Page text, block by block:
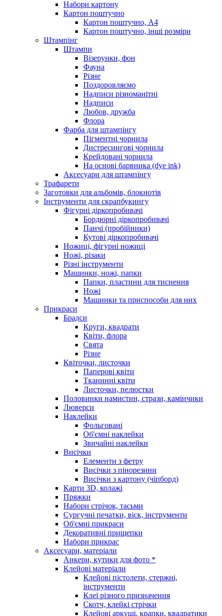
Набори картону
Картон поштучно
Картон поштучно, А4
Картон поштучно, інші розміри
Штампінг
Штампи
Візерунки, фон
Фауна
Різне
Поздоровляємо
Надписи різноманітні
Надписи
Любов, дружба
Флора
Фарба для штампінгу
Пігментні чорнила
Дистресингові чорнила
Крейдовані чорнила
На основі барвника (dye ink)
Аксесуари для штампінгу
Трафарети
Заготовки для альбомів, блокнотів
Інструменти для скрапбукингу
Фігурні діркопробивачі
Бордюрні діркопробивачі
Панчі (пробійники)
Кутові діркопробивачі
Ножиці, фігурні ножиці
Ножі, різаки
Різні інструменти
Машинки, ножі, папки
Папки, пластини для тиснення
Ножі
Машинки та приспособи для них
Прикраси
Брадси
Круги, квадрати
Квіти, флора
Свята
Різне
Квіточки, листочки
Паперові квіти
Тканинні квіти
Листочки, пелюстки
Половинки намистин, стрази, камінчики
Люверси
Наклейки
Фольговані
Об'ємні наклейки
Звичайні наклейки
Висічки
Елементи з фетру
Висічки з пінорезини
Висічки з картону (чіпборд)
Карти 3D, колажі
Пряжки
Набори стрічок, тасьми
Сургучні печатки, віск, інструменти
Об'ємні прикраси
Декоративні прищепки
Набори прикрас
Аксесуари, матеріали
Анкери, кутики для фото *
Клейові матеріали
Клейові пістолети, стержні,
інструменти
Клеї різного призначення
Скотч, клейкі стрічки
Клейові аркуші, крапки, квадратики